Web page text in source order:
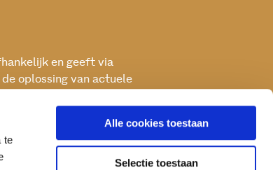
te
Alle cookies toestaan
Selectie toestaan
en geeft via
oplossing van actuele